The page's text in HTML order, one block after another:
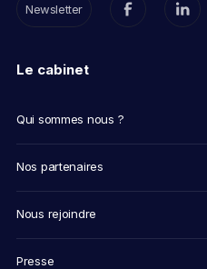
Newsletter
Le cabinet
Qui sommes nous ?
Nos partenaires
Nous rejoindre
Presse